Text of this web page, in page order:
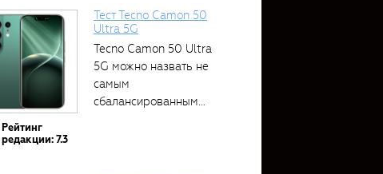
Рейтинг
редакции: 7.3
Тест Tecno Camon 50
Ultra 5G
Tecno Camon 50 Ultra
5G можно назвать не
самым
сбалансированным